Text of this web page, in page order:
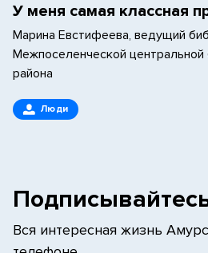
У меня самая классная
Марина Евстифеева, ведущий
Межпоселенческой
района
Люди
Вся интересная жизнь